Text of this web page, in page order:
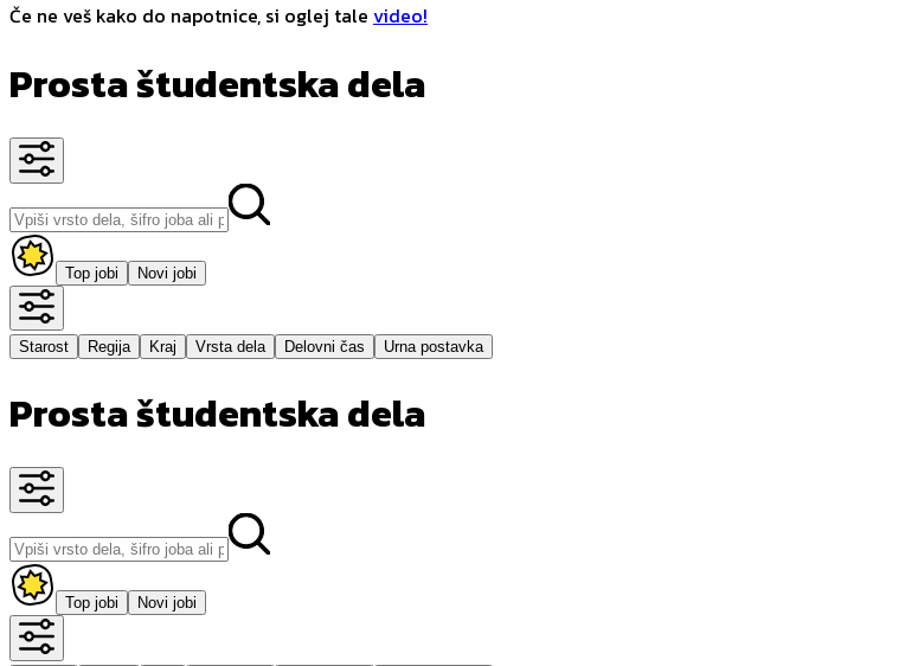
Če ne veš kako do napotnice, si oglej tale video!
Prosta študentska dela
Top jobi Novi jobi
Starost Regija Kraj Vrsta dela Delovni čas Urna postavka
Prosta študentska dela
Top jobi Novi jobi